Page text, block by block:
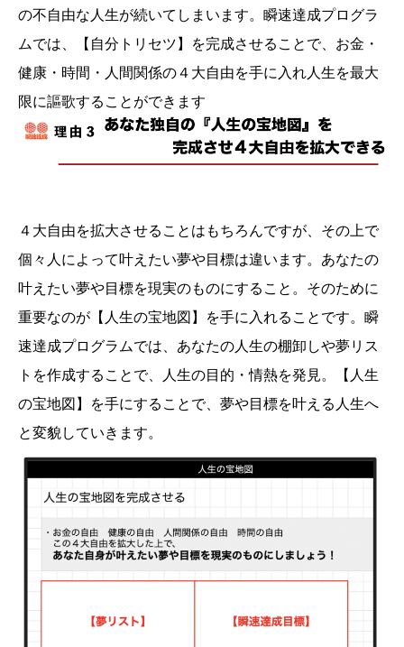
の不自由な人生が続いてしまいます。瞬速達成プログラ
ムでは、【自分トリセツ】を完成させることで、お金・
健康・時間・人間関係の４大自由を手に入れ人生を最大
限に謳歌することができます
４大自由を拡大させることはもちろんですが、その上で
個々人によって叶えたい夢や目標は違います。あなたの
叶えたい夢や目標を現実のものにすること。そのために
重要なのが【人生の宝地図】を手に入れることです。瞬
速達成プログラムでは、あなたの人生の棚卸しや夢リス
トを作成することで、人生の目的・情熱を発見。【人生
の宝地図】を手にすることで、夢や目標を叶える人生へ
と変貌していきます。